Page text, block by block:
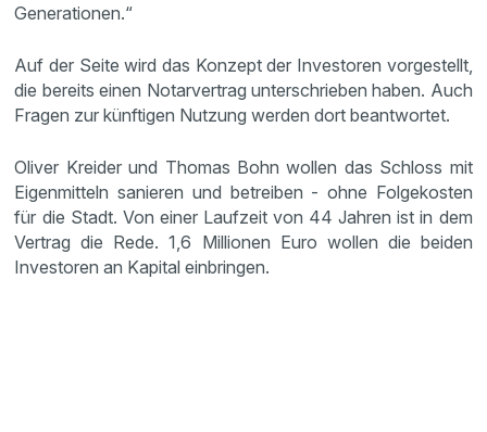
Generationen.“
Auf der Seite wird das Konzept der Investoren vorgestellt,
die bereits einen Notarvertrag unterschrieben haben. Auch
Fragen zur künftigen Nutzung werden dort beantwortet.
Oliver Kreider und Thomas Bohn wollen das Schloss mit
Eigenmitteln sanieren und betreiben - ohne Folgekosten
für die Stadt. Von einer Laufzeit von 44 Jahren ist in dem
Vertrag die Rede. 1,6 Millionen Euro wollen die beiden
Investoren an Kapital einbringen.